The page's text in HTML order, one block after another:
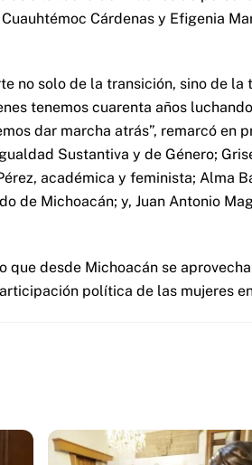
Cárdenas y Efigenia
no solo de la transición, sino de
tenemos cuarenta años
dar marcha atrás”, remarcó en
Sustantiva y de Género;
académica y feminista; Alma
de Michoacán; y, Juan Antonio
que desde Michoacán se
política de las mujeres